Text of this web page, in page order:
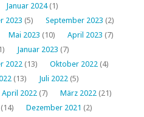
Januar 2024(1)
2023 (5) September 2023 (2)
Mai 2023 (10) April 2023 (7)
Januar 2023 (7)
2022 (13) Oktober 2022 (4)
(13) Juli 2022 (5)
April 2022 (7) März 2022 (21)
(14) Dezember 2021 (2)